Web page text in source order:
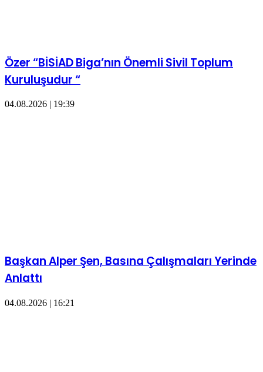
Özer “BİSİAD Biga’nın Önemli Sivil Toplum
Kuruluşudur “
04.08.2026 | 19:39
Başkan Alper Şen, Basına Çalışmaları Yerinde
Anlattı
04.08.2026 | 16:21